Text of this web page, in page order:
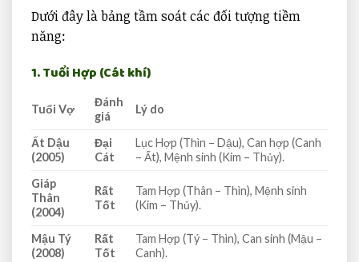
Dưới đây là bảng tầm soát các đối tượng tiềm
năng:
1. Tuổi Hợp (Cát khí)
Tuổi Vợ
Đánh
giá
Lý do
Ất Dậu
(2005)
Đại
Cát
Lục Hợp (Thìn – Dậu), Can hợp (Canh
– Ất), Mệnh sinh (Kim – Thủy).
Giáp
Thân
(2004)
Rất
Tốt
Tam Hợp (Thân – Thìn), Mệnh sinh
(Kim – Thủy).
Mậu Tý
(2008)
Rất
Tốt
Tam Hợp (Tý – Thìn), Can sinh (Mậu –
Canh).